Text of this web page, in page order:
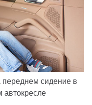
переднем сидение в
автокресле